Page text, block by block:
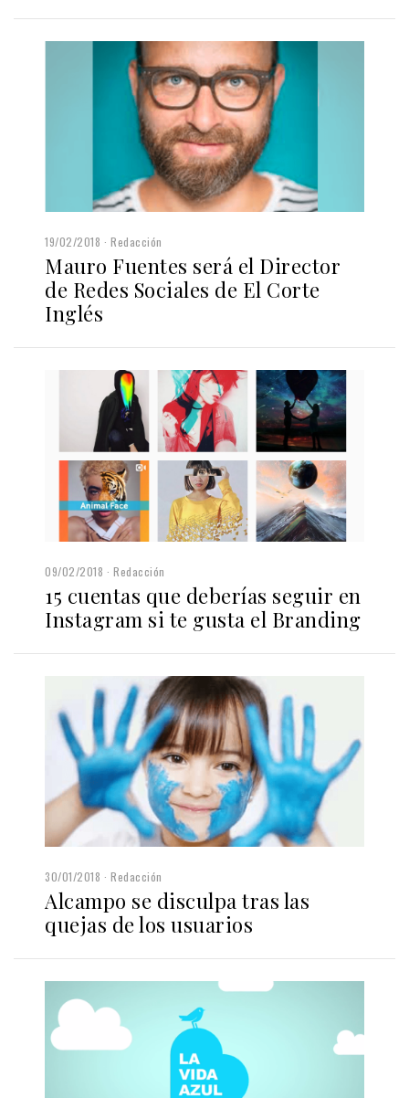
19/02/2018 Redacción
Mauro Fuentes será el Director
de Redes Sociales de El Corte
Inglés
09/02/2018 Redacción
15 cuentas que deberías seguir en
Instagram si te gusta el Branding
30/01/2018 Redacción
Alcampo se disculpa tras las
quejas de los usuarios